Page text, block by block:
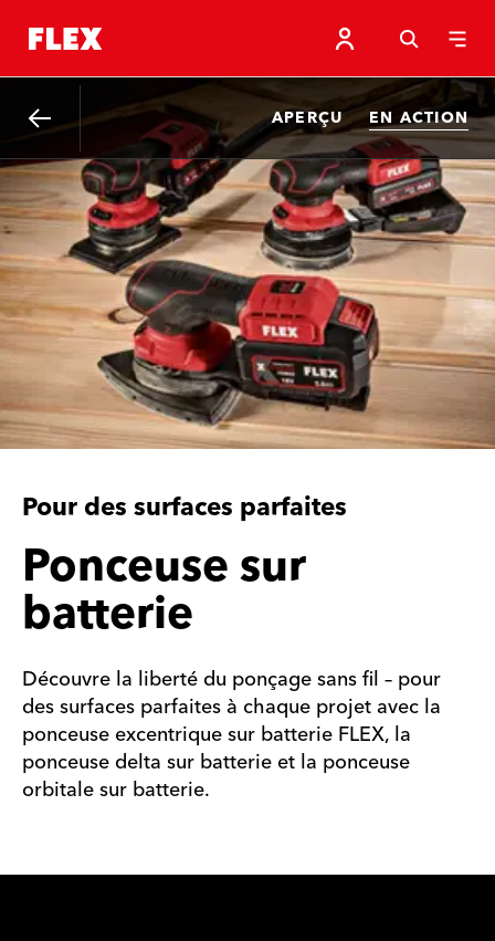
Retour APERÇU EN ACTION
Pour des surfaces parfaites
Ponceuse sur
batterie
Découvre la liberté du ponçage sans fil – pour
des surfaces parfaites à chaque projet avec la
ponceuse excentrique sur batterie FLEX, la
ponceuse delta sur batterie et la ponceuse
orbitale sur batterie.